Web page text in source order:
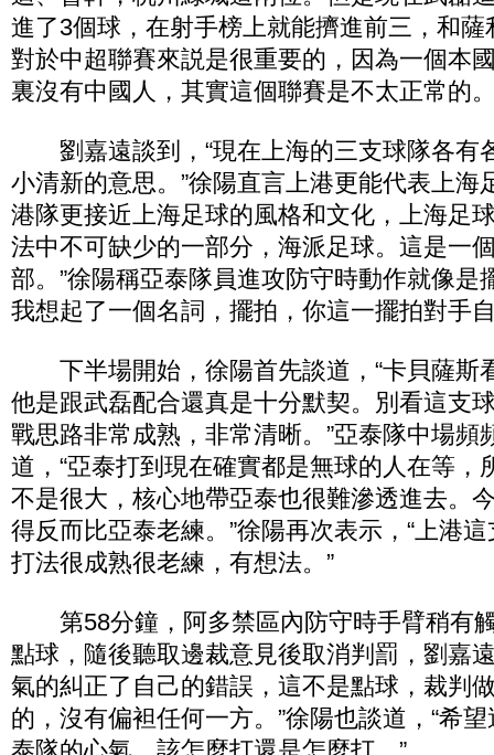
進了3個球，在射手榜上就能擠進前三，和
對於中超聯賽來説是很重要的，因為一個本
裏沒有中國人，其實這個聯賽是不太正常的
劉嘉遠談到，“現在上海的三支球隊各有
小清新的意思。”徐陽直言上港更能代表上海
港隊更接近上海足球的風格和文化，上海足
法中不可缺少的一部分，海派足球。這是一
部。”徐陽稱亞泰隊員進攻防守時動作就像是
我想起了一個名詞，擺拍，你這一擺拍對手
下半場開始，徐陽首先談道，“卡貝薩斯
他是跟武磊配合還真是十分默契。別看這支
戰思路非常成熟，非常清晰。”亞泰隊中場頻
道，“亞泰打到現在確實都是無球的人在等，
不是很大，核心地帶亞泰也很難滲透進去。
得反而比亞泰老練。”徐陽再次表示，“上港
打法很成熟很老練，有想法。”
第58分鐘，阿多禁區內防守時手臂稍有
點球，隨後聽取邊裁意見後取消判罰，劉嘉
氣的糾正了自己的錯誤，這不是點球，裁判
的，沒有偏袒任何一方。”徐陽也談道，“希